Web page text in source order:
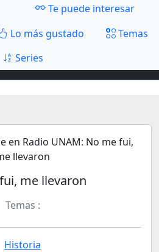
Te puede interesar
Lo más gustado
Temas
Series
me llevaron
Temas :
Historia